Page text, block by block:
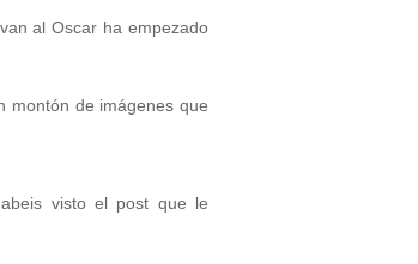
al Oscar ha empezado
montón de imágenes que
visto el post que le